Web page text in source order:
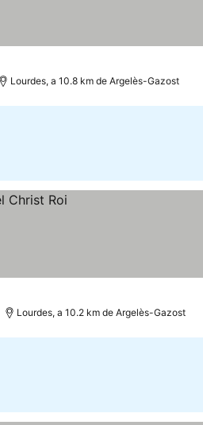
Lourdes, a 10.8 km de Argelès-Gazost
Lourdes, a 10.2 km de Argelès-Gazost